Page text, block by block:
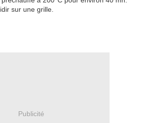
sur une grille.
Publicité